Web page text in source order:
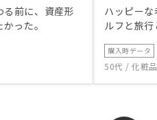
る前に、資産形
った。
ハッピー
ルフと旅
購入時データ
50代 / 化粧